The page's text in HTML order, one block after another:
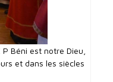
P Béni est notre Dieu,
et dans les siècles